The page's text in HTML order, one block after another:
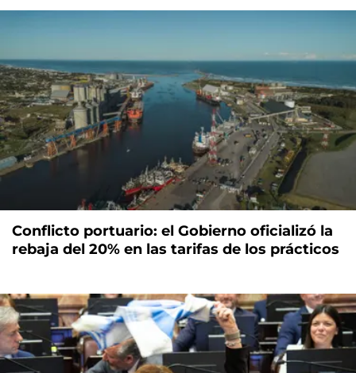
Conflicto portuario: el Gobierno oficializó la
rebaja del 20% en las tarifas de los prácticos